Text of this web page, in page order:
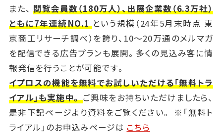
また、 閲覧会員数（180万人）、出展企業数（6.3万社）
ともに7年連続NO.1という規模（24年5月末時点 東
京商工リサーチ調べ）を誇り、10～20万通のメルマガ
を配信できる広告プランも展開。多くの見込み客に情
報発信を行うことが可能です。
イプロスの機能を無料でお試しいただける「無料トラ
イアル」も実施中。ご興味をお持ちいただけましたら、
是非下記ページより資料をご覧ください。 ※「無料ト
ライアル」のお申込みページは こちら